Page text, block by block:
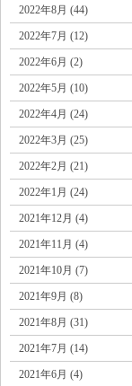
2022年8月 (44)
2022年7月 (12)
2022年6月 (2)
2022年5月 (10)
2022年4月 (24)
2022年3月 (25)
2022年2月 (21)
2022年1月 (24)
2021年12月 (4)
2021年11月 (4)
2021年10月 (7)
2021年9月 (8)
2021年8月 (31)
2021年7月 (14)
2021年6月 (4)